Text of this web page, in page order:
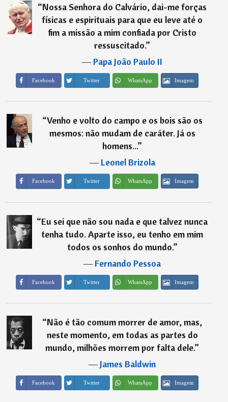
“Nossa Senhora do Calvário, dai-me forças
físicas e espirituais para que eu leve até o
fim a missão a mim confiada por Cristo
ressuscitado.”
―Papa João Paulo II
Facebook Twitter WhatsApp Imagem
“Venho e volto do campo e os bois são os
mesmos: não mudam de caráter. Já os
homens...”
―Leonel Brizola
Facebook Twitter WhatsApp Imagem
“Eu sei que não sou nada e que talvez nunca
tenha tudo. Aparte isso, eu tenho em mim
todos os sonhos do mundo.”
―Fernando Pessoa
Facebook Twitter WhatsApp Imagem
“Não é tão comum morrer de amor, mas,
neste momento, em todas as partes do
mundo, milhões morrem por falta dele.”
―James Baldwin
Facebook Twitter WhatsApp Imagem